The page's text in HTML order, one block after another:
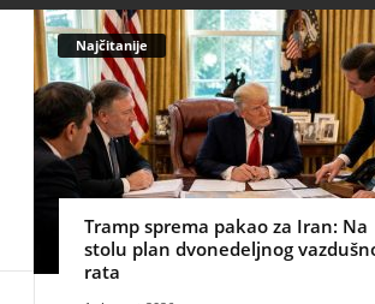
Najčitanije
Tramp sprema pakao za Iran: Na
stolu plan dvonedeljnog
rata